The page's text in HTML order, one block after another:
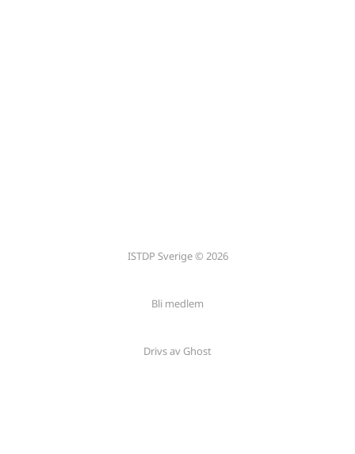
ISTDP Sverige © 2026
Bli medlem
Drivs av Ghost